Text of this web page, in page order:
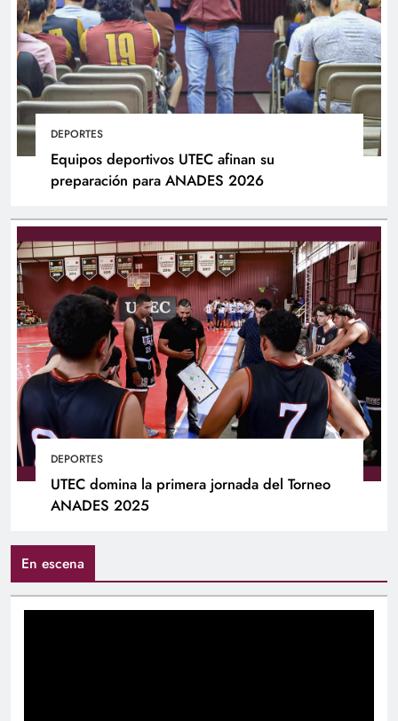
DEPORTES
Equipos deportivos UTEC afinan su
preparación para ANADES 2026
DEPORTES
UTEC domina la primera jornada del Torneo
ANADES 2025
En escena